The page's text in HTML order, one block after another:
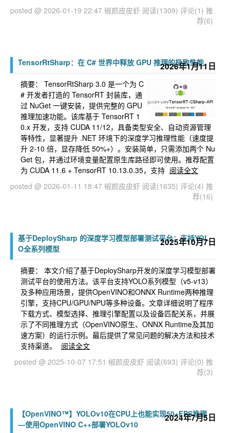
posted @ 2026-01-19 22:47 椒颜皮皮虾 阅读(1309) 评论(1) 推
荐(6)
2026年1月11日
TensorRtSharp：在 C# 世界中释放 GPU 推理的极致性能
摘要： TensorRtSharp 3.0 是一个为 C
# 开发者打造的 TensorRT 封装库，通
过 NuGet 一键安装，提供完整的 GPU
推理加速功能。该库基于 TensorRT 1
0.x 开发，支持 CUDA 11/12，具备类型安全、自动资源管理
等特性，显著提升 .NET 环境下的深度学习推理性能（速度提
升 2-10 倍，显存降低 50%+）。安装简单，只需添加两个 Nu
Get 包，并通过环境变量配置原生库路径即可使用。推荐配置
为 CUDA 11.6 + TensorRT 10.13.0.35，支持 阅读全文
posted @ 2026-01-11 18:47 椒颜皮皮虾 阅读(1635) 评论(4) 推
荐(16)
2025年10月7日
基于DeploySharp 的深度学习模型部署测试平台：支持YOL
O全系列模型
摘要： 本文介绍了基于DeploySharp开发的深度学习模型部署
测试平台的使用方法。该平台支持YOLO系列模型（v5-v13）
及多种应用场景，提供OpenVINO和ONNX Runtime两种推理
引擎，支持CPU/GPU/NPU等多种设备。文章详细说明了程序
下载方式、模型选择、推理引擎配置以及设备匹配关系，并展
示了不同推理方式（OpenVINO原生、ONNX Runtime及其加
速方案）的运行示例。最后提供了常见问题的解决方法和技术
支持渠道。
阅读全文
posted @ 2025-10-07 17:51 椒颜皮皮虾 阅读(693) 评论(0) 推
荐(3)
2024年7月5日
【OpenVINO™】YOLOv10在CPU上也能实现50+FPS推理
—使用OpenVINO C++部署YOLOv10